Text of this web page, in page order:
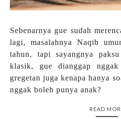
Sebenarnya gue sudah
lagi, masalahnya Naqib
tahun, tapi sayangnya
klasik, gue dianggap
gregetan juga kenapa hanya
nggak boleh punya anak?
READ